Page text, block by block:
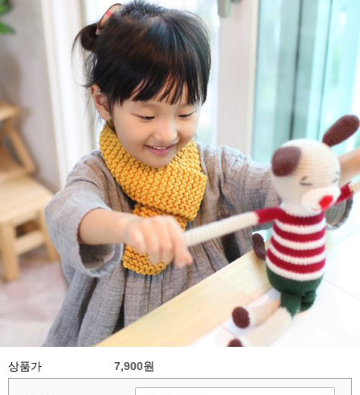
상품가 7,900원